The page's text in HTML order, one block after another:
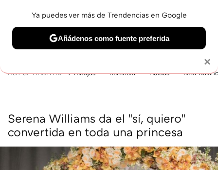
BELLEZA SHOPPING VIAJES GASTRO SNEAKERS
HOY SE HABLA DE rebajas herencia Adidas New
Serena Williams da el "sí, quiero"
convertida en toda una princesa
×
Ya puedes ver más de Trendencias en Google
Añádenos como fuente preferida